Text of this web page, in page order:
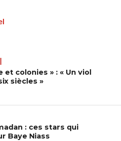
et colonies » : « Un viol
siècles »
: ces stars qui
Baye Niass